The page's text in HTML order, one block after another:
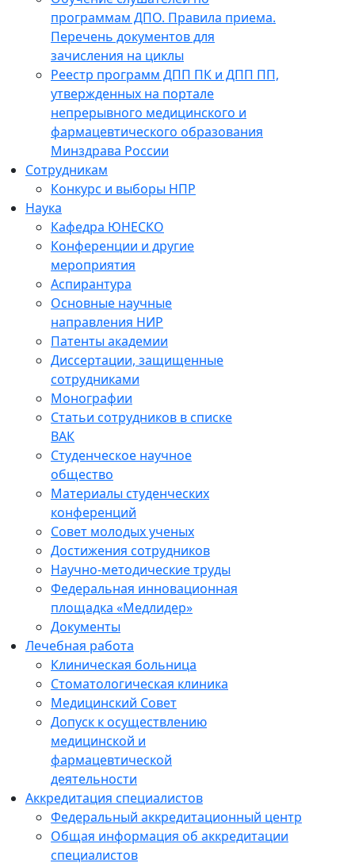
программам ДПО. Правила приема.
Перечень документов для
зачисления на циклы
Реестр программ ДПП ПК и ДПП ПП,
утвержденных на портале
непрерывного медицинского и
фармацевтического образования
Минздрава России
Сотрудникам
Конкурс и выборы НПР
Наука
Кафедра ЮНЕСКО
Конференции и другие
мероприятия
Аспирантура
Основные научные
направления НИР
Патенты академии
Диссертации, защищенные
сотрудниками
Монографии
Статьи сотрудников в списке
ВАК
Студенческое научное
общество
Материалы студенческих
конференций
Совет молодых ученых
Достижения сотрудников
Научно-методические труды
Федеральная инновационная
площадка «Медлидер»
Документы
Лечебная работа
Клиническая больница
Стоматологическая клиника
Медицинский Совет
Допуск к осуществлению
медицинской и
фармацевтической
деятельности
Аккредитация специалистов
Федеральный аккредитационный центр
Общая информация об аккредитации
специалистов